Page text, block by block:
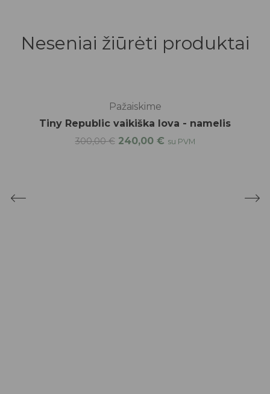
Neseniai žiūrėti produktai
Pažaiskime
Tiny Republic vaikiška lova - namelis
300,00€ 240,00 € su PVM